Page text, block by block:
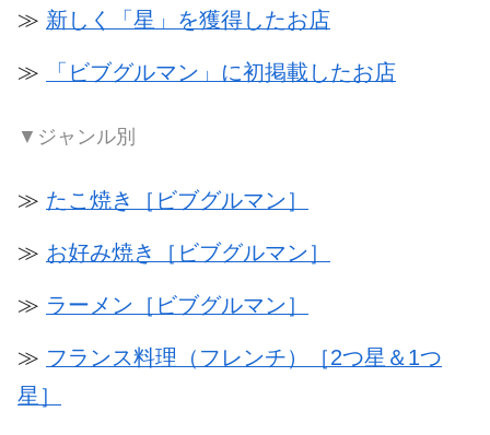
≫ 新しく「星」を獲得したお店
≫ 「ビブグルマン」に初掲載したお店
▼ジャンル別
≫ たこ焼き［ビブグルマン］
≫ お好み焼き［ビブグルマン］
≫ ラーメン［ビブグルマン］
≫ フランス料理（フレンチ）［2つ星＆1つ
星］